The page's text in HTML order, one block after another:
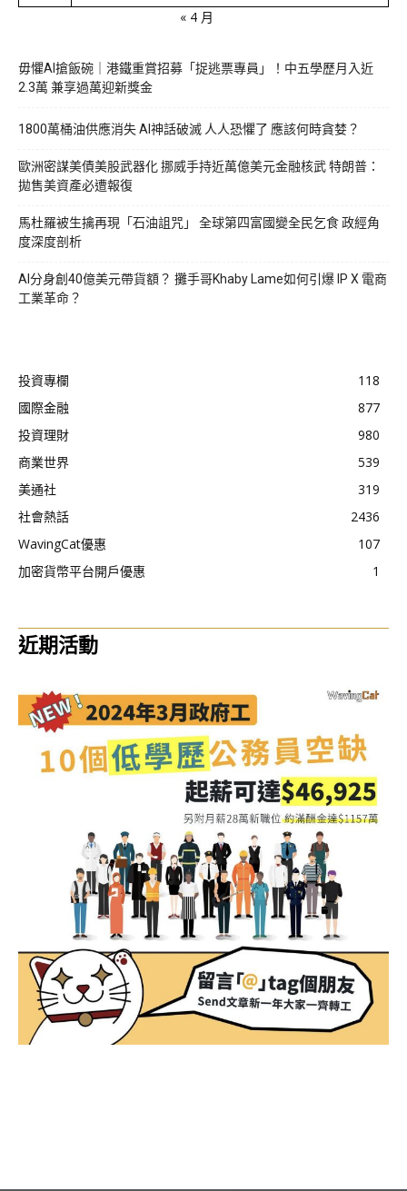
« 4 月
毋懼AI搶飯碗｜港鐵重賞招募「捉逃票專員」！中五學歷月入近
2.3萬 兼享過萬迎新獎金
1800萬桶油供應消失 AI神話破滅 人人恐懼了 應該何時貪婪？
歐洲密謀美債美股武器化 挪威手持近萬億美元金融核武 特朗普：
拋售美資產必遭報復
馬杜羅被生擒再現「石油詛咒」 全球第四富國變全民乞食 政經角
度深度剖析
AI分身創40億美元帶貨額？ 攤手哥Khaby Lame如何引爆 IP X 電商
工業革命？
投資專欄
118
國際金融
877
投資理財
980
商業世界
539
美通社
319
社會熱話
2436
WavingCat優惠
107
加密貨幣平台開戶優惠
1
近期活動